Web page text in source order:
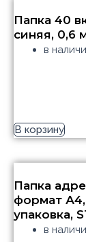
Папка 40
синяя, 0,6
в
В корзину
Папка
формат
упаковка,
в